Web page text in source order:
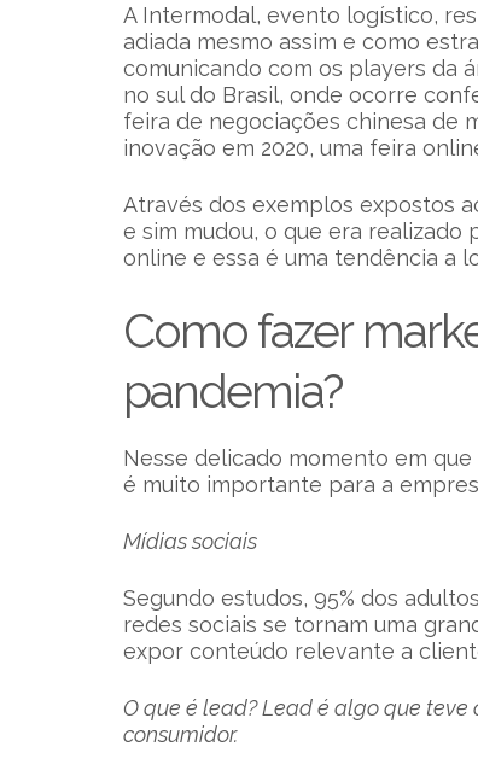
A Intermodal, evento logístico,
adiada mesmo assim e como
comunicando com os players da
no sul do Brasil, onde ocorre
feira de negociações chinesa de
inovação em 2020, uma feira
Através dos exemplos expostos
e sim mudou, o que era
online e essa é uma tendência a
Como fazer
pandemia?
Nesse delicado momento em
é muito importante para a
Mídias sociais
Segundo estudos, 95% dos
redes sociais se tornam uma
expor conteúdo relevante a
O que é lead? Lead é algo que
consumidor.